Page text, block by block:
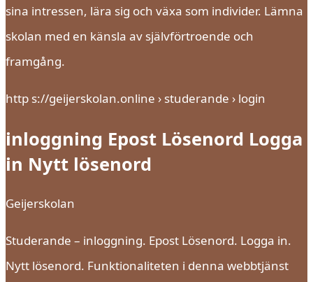
sina intressen, lära sig och växa som individer. Lämna
skolan med en känsla av självförtroende och
framgång.
http s://geijerskolan.online › studerande › login
inloggning Epost Lösenord Logga
in Nytt lösenord
Geijerskolan
Studerande – inloggning. Epost Lösenord. Logga in.
Nytt lösenord. Funktionaliteten i denna webbtjänst